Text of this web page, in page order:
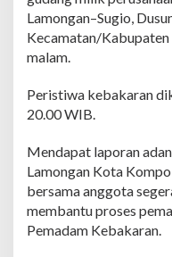
p
n
a
n
g
a
i
Lamongan–Sugio,
Kecamatan/
malam.
Peristiwa kebakaran
20.00 WIB.
Mendapat laporan
Lamongan Kota
bersama anggota
membantu proses
Pemadam Kebakaran.